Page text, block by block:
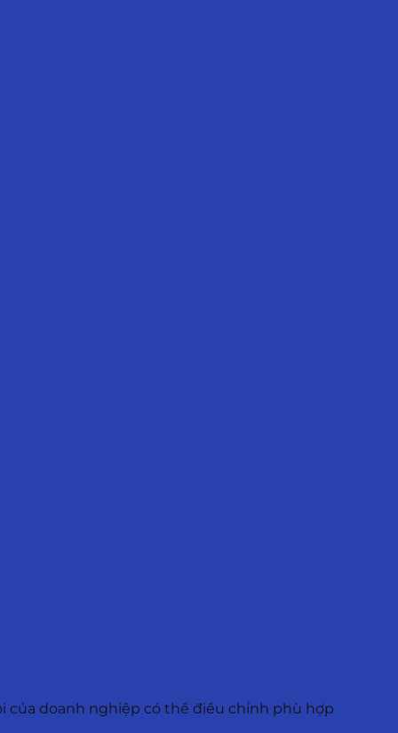
của doanh nghiệp có thể điều chỉnh phù hợp